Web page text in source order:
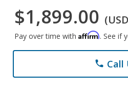
$1,899.00
Pay over time with Affirm. See if
phone Call